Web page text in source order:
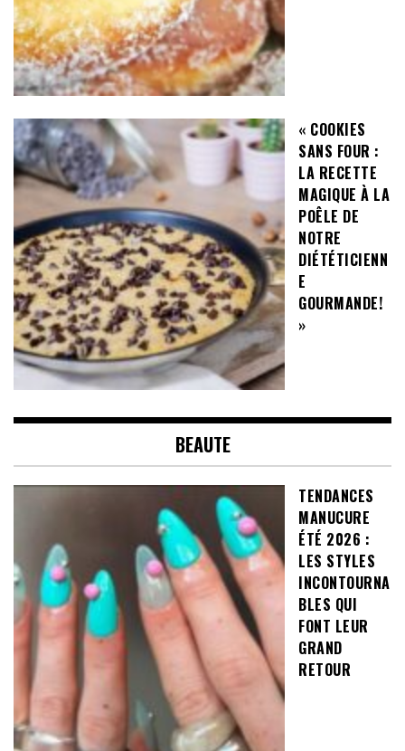
« COOKIES
SANS FOUR :
LA RECETTE
MAGIQUE À LA
POÊLE DE
NOTRE
DIÉTÉTICIENN
E
GOURMANDE!
»
BEAUTE
TENDANCES
MANUCURE
ÉTÉ 2026 :
LES STYLES
INCONTOURNA
BLES QUI
FONT LEUR
GRAND
RETOUR